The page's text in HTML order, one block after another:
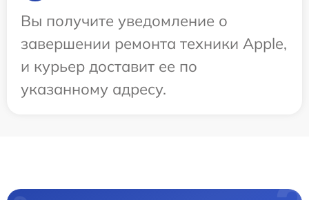
Вы получите уведомление о
завершении ремонта техники Apple,
и курьер доставит ее по
указанному адресу.